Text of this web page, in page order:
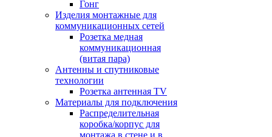
Гонг
Изделия монтажные для
коммуникационных сетей
Розетка медная
коммуникационная
(витая пара)
Антенны и спутниковые
технологии
Розетка антенная TV
Материалы для подключения
Распределительная
коробка/корпус для
монтажа в стене и в